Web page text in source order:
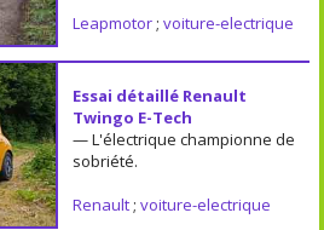
Leapmotor; voiture-electrique
Essai détaillé Renault
Twingo E-Tech
— L'électrique championne de
sobriété.
Renault; voiture-electrique